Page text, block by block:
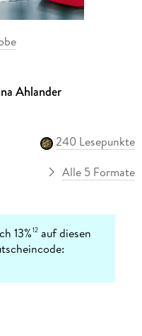
Ahlander
240 Lesepunkte
Alle 5 Formate
13%12 auf diesen